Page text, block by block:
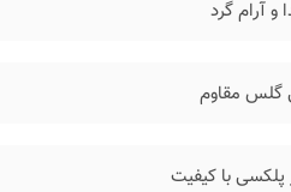
و آرام گرد
مقاوم
با کیفیت